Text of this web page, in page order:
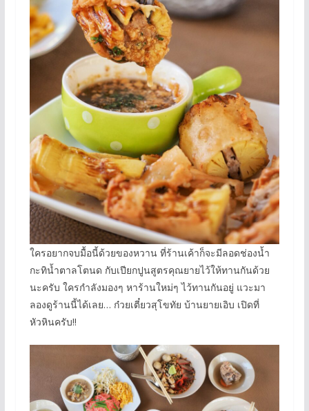
ใครอยากจบมื้อนี้ด้วยของหวาน ที่ร้านเค้าก็จะมีลอดช่องน้ำ
กะทิน้ำตาลโตนด กับเปียกปูนสูตรคุณยายไว้ให้ทานกันด้วย
นะครับ ใครกำลังมองๆ หาร้านใหม่ๆ ไว้ทานกันอยู่ แวะมา
ลองดูร้านนี้ได้เลย… ก๋วยเตี๋ยวสุโขทัย บ้านยายเอิบ เปิดที่
หัวหินครับ!!